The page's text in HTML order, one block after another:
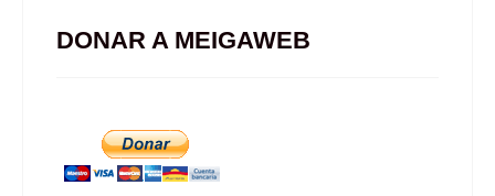
DONAR A MEIGAWEB